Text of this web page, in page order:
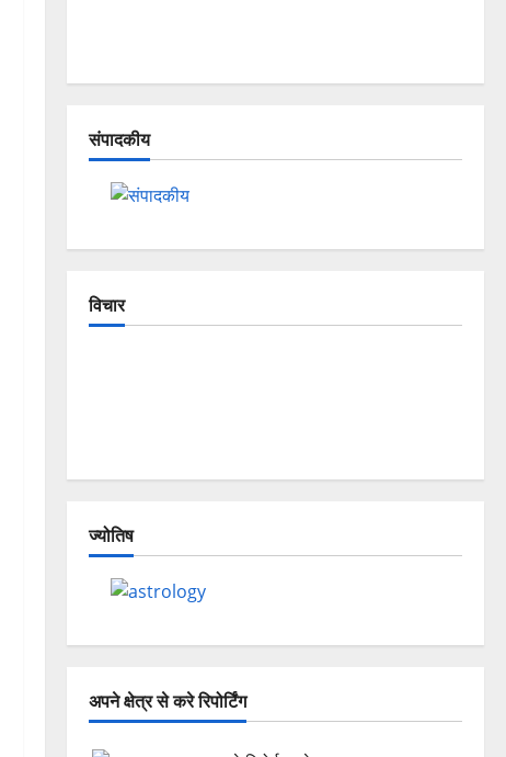
संपादकीय
विचार
ज्योतिष
अपने क्षेत्र से करे रिपोर्टिंग